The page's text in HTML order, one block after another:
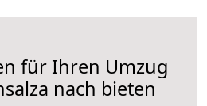
für Ihren Umzug
nach bieten